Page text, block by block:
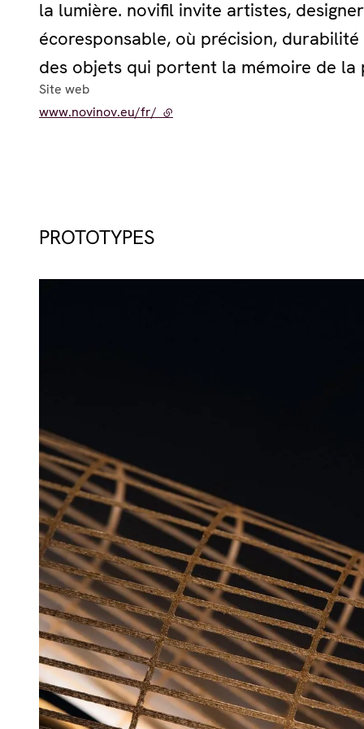
la lumière. novifil invite artistes,
écoresponsable, où précision,
des objets qui portent la mémoire de
Site web
www.novinov.eu/fr/ - lien externe
PROTOTYPES